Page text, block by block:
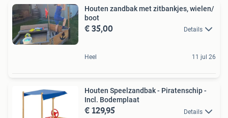
Houten zandbak met zitbankjes, wielen/
boot
€ 35,00 Details
Heel 11 jul 26
Houten Speelzandbak - Piratenschip -
Incl. Bodemplaat
€ 129,95 Details